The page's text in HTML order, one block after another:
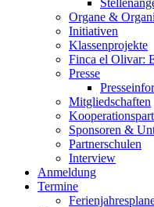
Organe &
Initiativen
Klassenprojekte
Finca el Olivar:
Presse
Mitgliedschaften
Sponsoren &
Partnerschulen
Interview
Anmeldung
Termine